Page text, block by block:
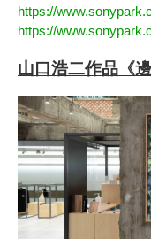
https://
https://
山口浩二作品《